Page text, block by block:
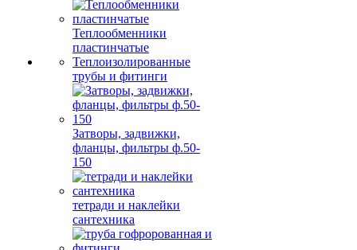
Теплообменники
пластинчатые
Теплоизолированные
трубы и фитинги
Затворы, задвижки,
фланцы, фильтры ф.50-
150
тетради и наклейки
сантехника